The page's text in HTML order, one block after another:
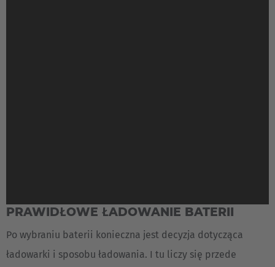
PRAWIDŁOWE ŁADOWANIE BATERII
Po wybraniu baterii konieczna jest decyzja dotycząca
ładowarki i sposobu ładowania. I tu liczy się przede